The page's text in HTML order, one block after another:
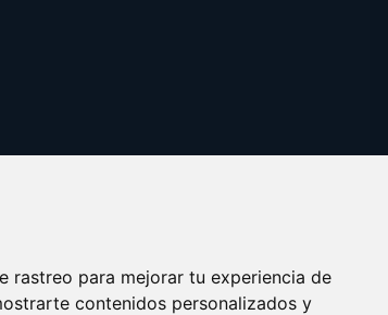
rastreo para mejorar tu experiencia de
contenidos personalizados y